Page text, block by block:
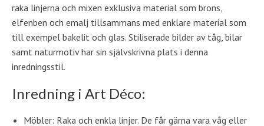
raka linjerna och mixen exklusiva material som brons,
elfenben och emalj tillsammans med enklare material som
till exempel bakelit och glas. Stiliserade bilder av tåg, bilar
samt naturmotiv har sin självskrivna plats i denna
inredningsstil.
Inredning i Art Déco:
Möbler: Raka och enkla linjer. De får gärna vara våg eller